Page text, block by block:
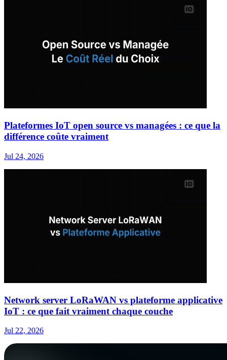
Plateformes IoT open source vs managées : ce que la
différence coûte vraiment
Jul 24, 2026
Network server LoRaWAN vs plateforme applicative
IoT : ce que fait vraiment chaque couche
Jul 22, 2026